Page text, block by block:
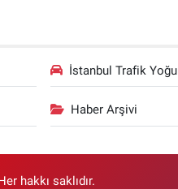
İstanbul Trafik
Haber Arşivi
hakkı saklıdır.